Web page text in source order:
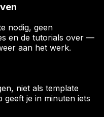
nodig, geen
en de tutorials over —
aan het werk.
niet als template
je in minuten iets